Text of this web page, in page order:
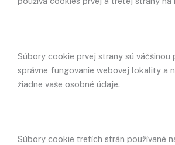
Súbory cookie prvej strany sú väčšinou
správne fungovanie webovej lokality a
žiadne vaše osobné údaje.
Súbory cookie tretích strán používané